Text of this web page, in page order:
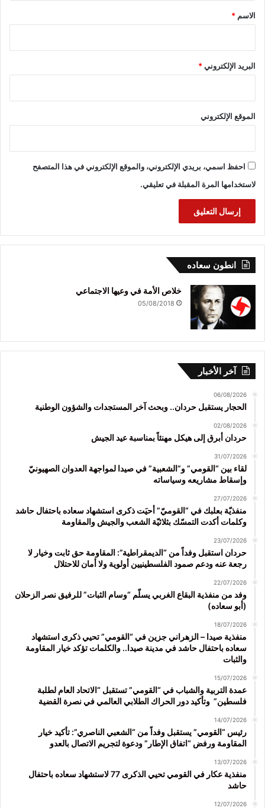
*
الاسم *
البريد الإلكتروني*
الموقع الإلكتروني
احفظ اسمي، بريدي الإلكتروني، والموقع الإلكتروني في هذا المتصفح
لاستخدامها المرة المقبلة في تعليقي.
انطون سعاده
خلاص الأمة في وعيها الاجتماعي
05/08/2018
آخر الأخبار
06/08/2026
الحجار يستقبل حردان.. وبحث آخر المستجدات والشؤون الوطنية
02/08/2026
حردان أبرق إلى هيكل مهنئاً بمناسبة عيد الجيش
31/07/2026
لقاء بين “القومي” و”الشعبية” في صيدا لمواجهة العدوان الصهيونيّ
وإسقاط مشاريعه وسياساته
27/07/2026
منفذيّة بعلبك في “القوميّ” أحيَت ذكرى استشهاد سعاده باحتفال حاشد
وكلمات أكدت التمسّك بثلاثيّة الشعب والجيش والمقاومة
23/07/2026
حردان استقبل وفداً من “الديمقراطية”: المقاومة حق ثابت وخيار لا
رجعة عنه ودعم صمود الفلسطينيين أولوية ولا أمان للاحتلال
22/07/2026
وفد من منفذية البقاع الغربي يسلّم “وسام الثبات” للرفيق نصر الزحلان
(أبو سعاده)
18/07/2026
منفذية صيدا – الزهراني جزين في “القومي” تحيي ذكرى استشهاد
سعاده باحتفال حاشد في مدينة صيدا.. والكلمات تؤكد خيار المقاومة
والثبات
15/07/2026
عمدة التربية والشباب في “القومي” تستقبل “الاتحاد العام لطلبة
فلسطين” وتأكيد دور الحراك الطلابي العالمي في نصرة القضية
14/07/2026
رئيس “القومي” يستقبل وفداً من “الشعبي الناصري”: تأكيد خيار
المقاومة ورفض “اتفاق الإطار” ودعوة لتجريم الاتصال بالعدو
13/07/2026
منفذية عكار في القومي تحيي الذكرى 77 لاستشهاد سعاده باحتفال
حاشد
12/07/2026